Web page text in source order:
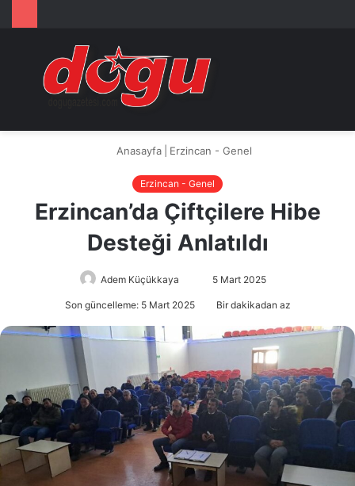
Arama
...
Anasayfa Erzincan - Genel
Erzincan - Genel
Erzincan’da Çiftçilere Hibe
Desteği Anlatıldı
Adem Küçükkaya
e-
göndermek
5 Mart 2025
Son güncelleme: 5 Mart 2025 Bir dakikadan az